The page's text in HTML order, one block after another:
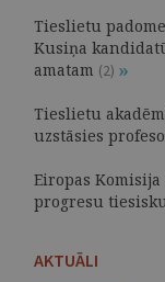
Tieslietu
Kusiņa
amatam (2)
Tieslietu
uzstāsies
Eiropas
progresu
AKTUĀLI